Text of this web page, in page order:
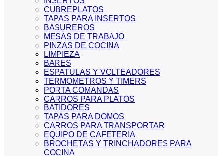
CUBREPLATOS
TAPAS PARA INSERTOS
BASUREROS
MESAS DE TRABAJO
PINZAS DE COCINA
LIMPIEZA
BARES
ESPATULAS Y VOLTEADORES
TERMOMETROS Y TIMERS
PORTA COMANDAS
CARROS PARA PLATOS
BATIDORES
TAPAS PARA DOMOS
CARROS PARA TRANSPORTAR
EQUIPO DE CAFETERIA
BROCHETAS Y TRINCHADORES PARA
COCINA